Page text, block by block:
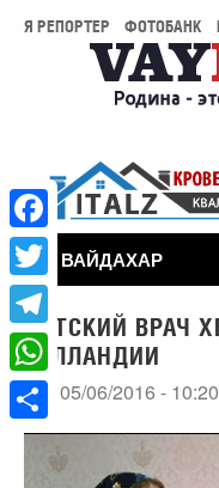
Я РЕПОРТЕР ФОТОБАНК
ВАЙДАХАР
ДЕТСКИЙ ВРАЧ
ГОЛЛАНДИИ
ПТ, 05/06/2016 - 10:20
Facebook
Twitter
Telegram
WhatsApp
Share